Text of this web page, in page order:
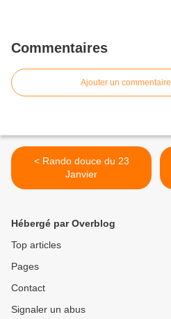
Commentaires
Ajouter un commentaire
< Rando douce du 23
Janvier
Hébergé par Overblog
Top articles
Pages
Contact
Signaler un abus